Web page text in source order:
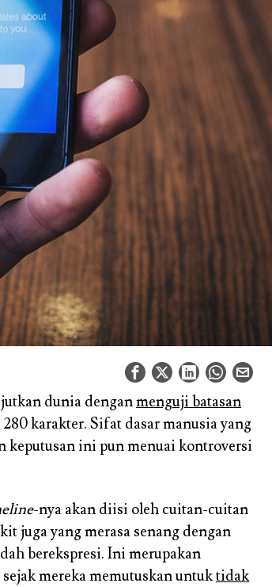
dunia denganmenguji batasan
karakter. Sifat dasar manusia yang
keputusan ini pun menuai kontroversi
-nya akan diisi oleh cuitan-cuitan
juga yang merasa senang dengan
berekspresi. Ini merupakan
mereka memutuskan untuktidak